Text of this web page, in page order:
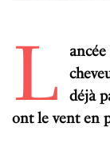
L
déjà
ont le vent en